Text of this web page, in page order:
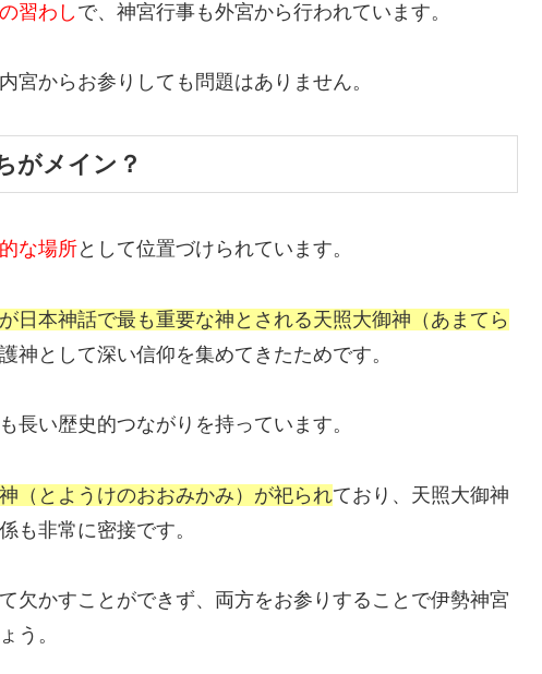
習わし で、神宮行事も外宮から行われています。
宮からお参りしても問題はありません。
がメイン？
な場所として位置づけられています。
日本神話で最も重要な神とされる天照大御神（あまてら
神として深い信仰を集めてきたためです。
長い歴史的つながりを持っています。
（とようけのおおみかみ）が祀られており、天照大御神
も非常に密接です。
欠かすことができず、両方をお参りすることで伊勢神宮
う。